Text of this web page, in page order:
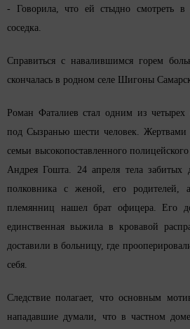
- Говорила, что ей стыдно смотреть в
соседка.
Справиться с навалившимся горем
скончалась в родном селе Шигоны
Роман Фаталиев стал одним из четырех
под Сызранью шести человек. Жертвами
семьи высокопоставленного
Андрея Гошта. 24 апреля тела забитых
полковника с женой, его родителей,
племянниц нашел брат офицера. Его
единственная выжила в кровавой
доставили в больницу, где
себя.
Следствие полагает, что основным
нападавшие думали, что в частном